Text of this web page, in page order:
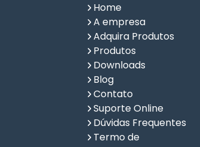
Gerenciamento de Fazendas
Planilha Formulação de Ração Vacas
Software de Gestão de Propriedade
Software para Agricultura
Home
A empresa
Adquira Produtos
Produtos
Downloads
Blog
Contato
Suporte Online
Dúvidas Frequentes
Termo de